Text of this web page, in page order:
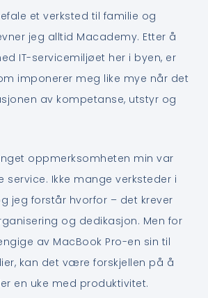
et verksted til familie og
jeg alltid Macademy. Etter å
IT-servicemiljøet her i byen, er
imponerer meg like mye når det
av kompetanse, utstyr og
oppmerksomheten min var
service. Ikke mange verksteder i
jeg forstår hvorfor – det krever
og dedikasjon. Men for
av MacBook Pro-en sin til
kan det være forskjellen på å
en uke med produktivitet.